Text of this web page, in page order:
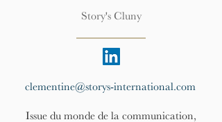
Story's Cluny
clementine@storys-international.com
Issue du monde de la communication,